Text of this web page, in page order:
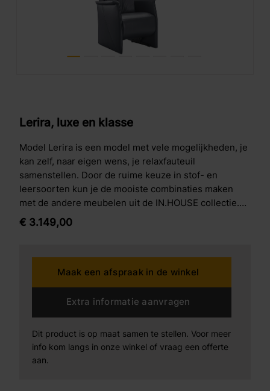
Lerira, luxe en klasse
Model Lerira is een model met vele mogelijkheden, je
kan zelf, naar eigen wens, je relaxfauteuil
samenstellen. Door de ruime keuze in stof- en
leersoorten kun je de mooiste combinaties maken
met de andere meubelen uit de IN.HOUSE collectie.
Je hebt ook de mogelijkheid een keuze te maken uit
de diverse poten.
€ 3.149,00
Maak een afspraak in de winkel
Extra informatie aanvragen
Dit product is op maat samen te stellen. Voor meer
info kom langs in onze winkel of vraag een offerte
aan.